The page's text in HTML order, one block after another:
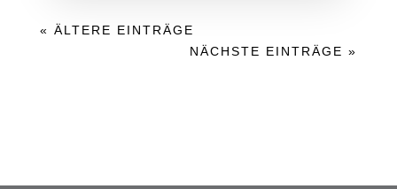
« ÄLTERE EINTRÄGE
NÄCHSTE EINTRÄGE »